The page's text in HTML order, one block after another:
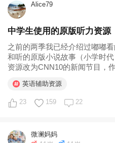
Alice79
中学生使用的原版听力资源
之前的两季我已经介绍过嘟嘟
和听的原版小说故事（小学时
资源改为CNN10的新闻节目，作为
闻节目，每天10分钟，播报全球
英语辅助资源
23 159 22
微澜妈妈